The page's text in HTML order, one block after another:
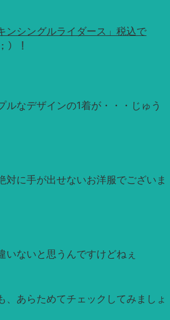
ンシングルライダース」税込で
）！
ルなデザインの1着が・・・じゅう
対に手が出せないお洋服でございま
いないと思うんですけどねぇ
、あらためてチェックしてみましょ